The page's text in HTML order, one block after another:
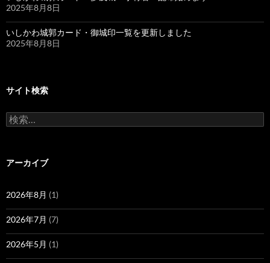
2025年8月8日
いしかわ城郭カード・御城印一覧を更新しました
2025年8月8日
サイト検索
検
索:
アーカイブ
2026年8月 (1)
2026年7月 (7)
2026年5月 (1)